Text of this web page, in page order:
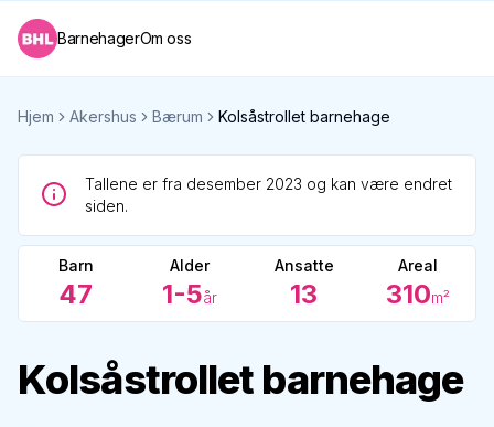
BarnehagerOm oss
Hjem Akershus Bærum Kolsåstrollet barnehage
Tallene er fra desember 2023 og kan være endret
siden.
Barn
47
Alder
1-5år
Ansatte
13
Areal
310m²
Kolsåstrollet barnehage